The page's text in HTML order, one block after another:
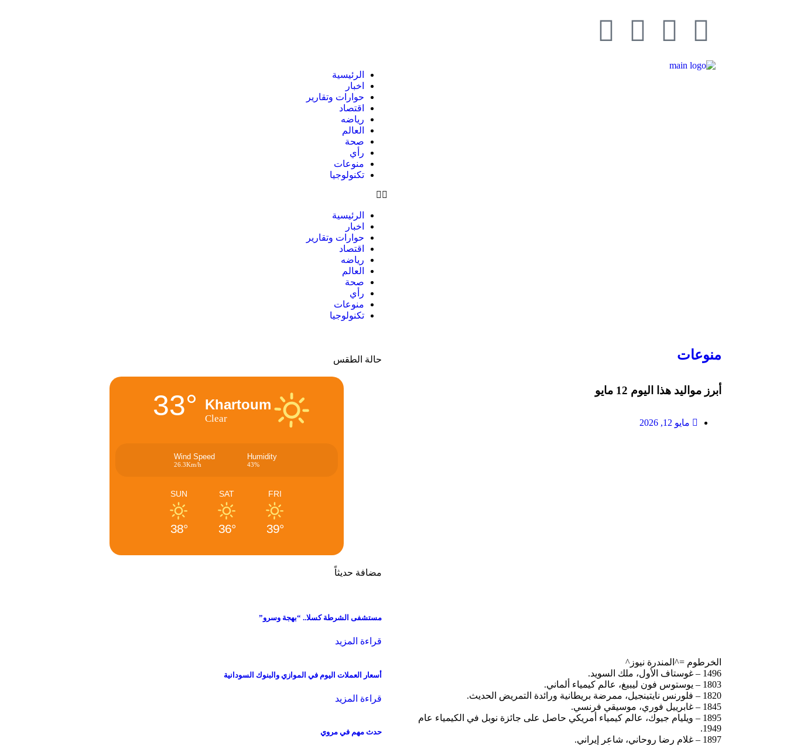
الرئيسية
اخبار
حوارات وتقارير
اقتصاد
رياضه
العالم
صحة
رأي
منوعات
تكنولوجيا
الرئيسية
اخبار
حوارات وتقارير
اقتصاد
رياضه
العالم
صحة
رأي
منوعات
تكنولوجيا
منوعات
أبرز مواليد هذا اليوم 12 مايو
مايو 12, 2026
الخرطوم =^المندرة نيوز^
1496 – غوستاف الأول، ملك السويد.
1803 – يوستوس فون ليبيغ، عالم كيمياء ألماني.
1820 – فلورنس نايتينجيل، ممرضة بريطانية ورائدة التمريض الحديث.
1845 – غابرييل فوري، موسيقي فرنسي.
1895 – ويليام جيوك، عالم كيمياء أمريكي حاصل على جائزة نوبل في الكيمياء عام
1949.
1897 – غلام رضا روحاني، شاعر إيراني.
حالة الطقس
Khartoum
Clear
33°
Humidity
43%
Wind Speed
26.3Km/h
FRI
39°
SAT
36°
SUN
38°
مضافة حديثاً
مستشفى الشرطة كسلا.. “بهجة وسرو”
قراءة المزيد
أسعار العملات اليوم في الموازي والبنوك السودانية
قراءة المزيد
حدث مهم في مروي